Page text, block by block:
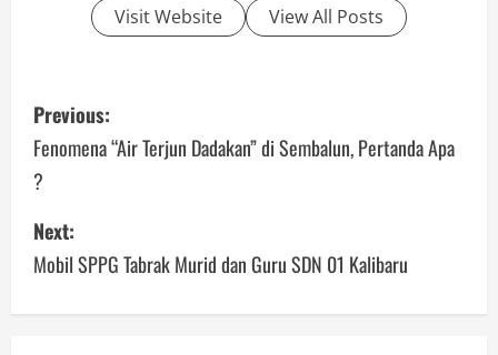
Visit Website View All Posts
P
o
s
t
n
Previous:
Fenomena “Air Terjun Dadakan” di Sembalun, Pertanda Apa
?
Next:
Mobil SPPG Tabrak Murid dan Guru SDN 01 Kalibaru